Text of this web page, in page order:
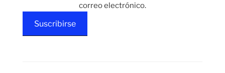
correo electrónico.
Suscribirse